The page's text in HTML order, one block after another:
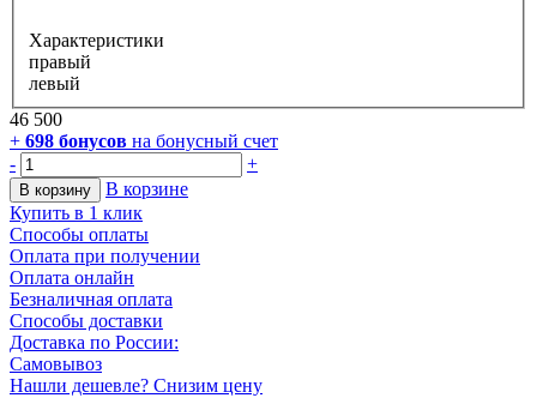
Характеристики
правый
левый
46 500
+ 698 бонусов на бонусный счет
-
+
В корзину
В корзине
Купить в 1 клик
Способы оплаты
Оплата при получении
Оплата онлайн
Безналичная оплата
Способы доставки
Доставка по России:
Самовывоз
Нашли дешевле? Снизим цену